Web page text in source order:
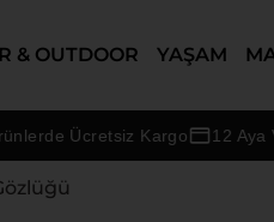
& OUTDOOR YAŞAM
Ücretsiz Kargo 12 Aya